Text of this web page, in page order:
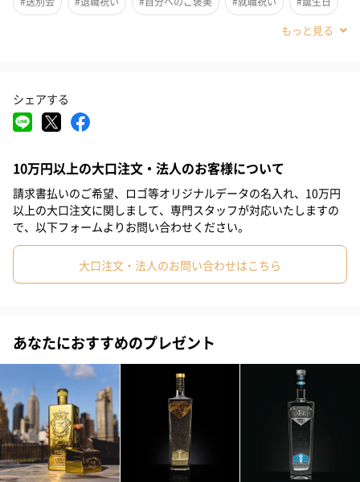
No.3 ローズ&オレンジ
No.6 バイオレット&ワイルドベリー
No.7 パイナップル&ココナッツ
No.8 アップル&アマレット
バーやカラーを選んで。PLATINVM FRAGRANCESで、記憶に残る
ギフトを。
PLATINVM FRAGRANCES（プラチナム フレグランス）
#お中元
#父の日
#親戚男性
#部下女性 #部下男性 #娘 #息子 #姉 #妹
#弟 #彼女 #同僚女性 #上司男性 #上司女性 #祖父
#祖母 #母親 #父親 #妻 #夫 #女性
#女友達 #彼氏 #20代前半 #20代後半
シェアする
10万円以上の大口注文・法人のお客様について
請求書払いのご希望、ロゴ等オリジナルデータの名入れ、10万円
以上の大口注文に関しまして、専門スタッフが対応いたしますの
で、以下フォームよりお問い合わせください。
大口注文・法人のお問い合わせはこちら
あなたにおすすめのプレゼント